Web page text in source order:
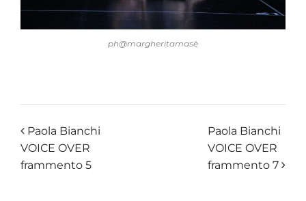
ph@margheritamasè
Paola Bianchi
VOICE OVER
frammento 5
Paola Bianchi
VOICE OVER
frammento 7